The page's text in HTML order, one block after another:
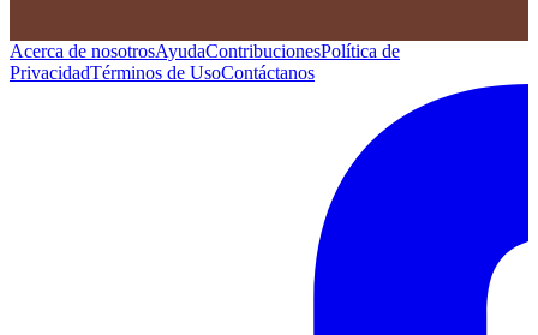
Acerca de nosotrosAyudaContribucionesPolítica de
PrivacidadTérminos de UsoContáctanos